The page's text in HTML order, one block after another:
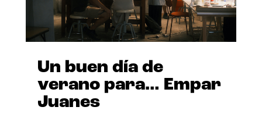
Un buen día de
verano para… Empar
Juanes